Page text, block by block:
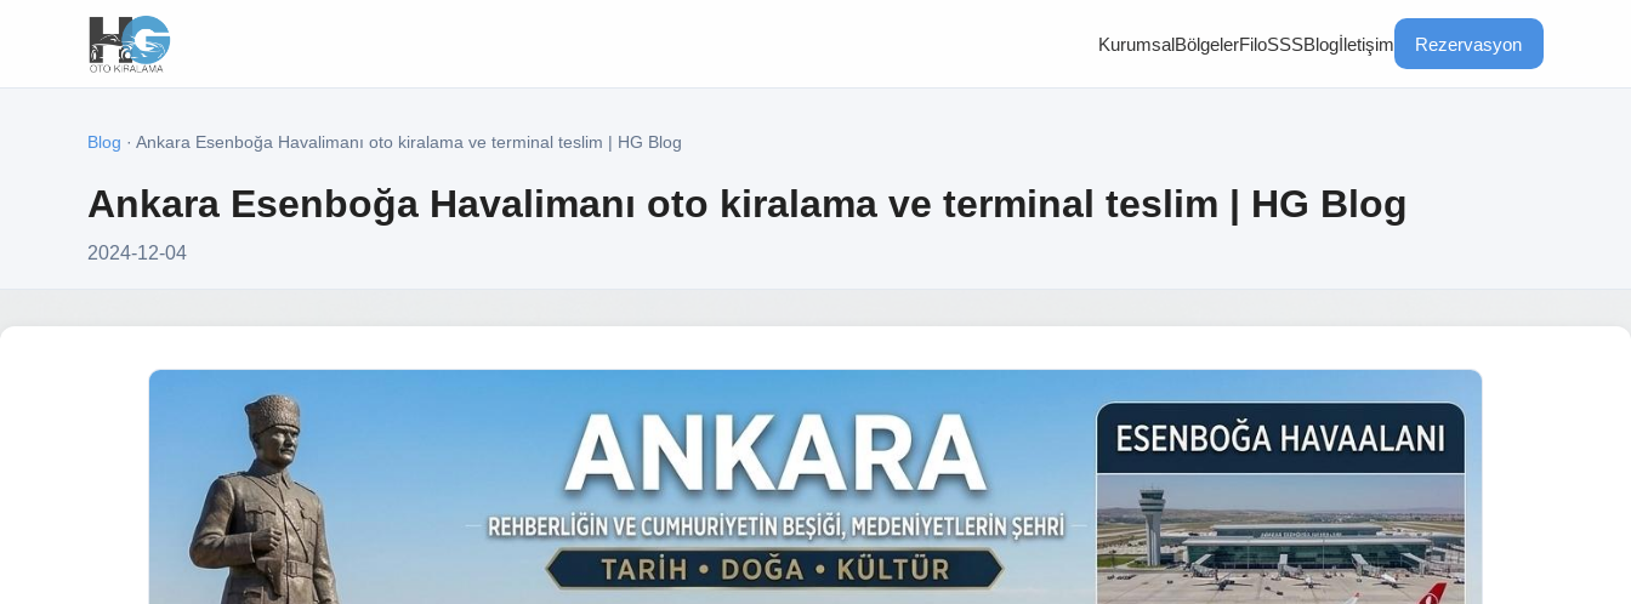
KurumsalBölgelerFiloSSSBlogİletişim Rezervasyon
Blog · Ankara Esenboğa Havalimanı oto kiralama ve terminal teslim | HG Blog
Ankara Esenboğa Havalimanı oto kiralama ve terminal teslim | HG Blog
2024-12-04